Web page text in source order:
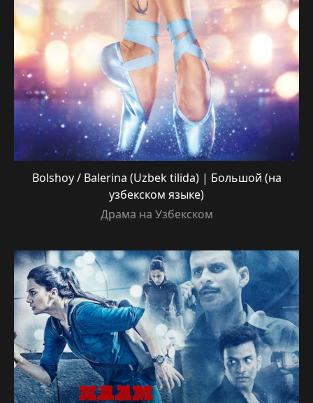
Bolshoy / Balerina (Uzbek tilida) | Большой (на
узбекском языке)
Драма на Узбекском